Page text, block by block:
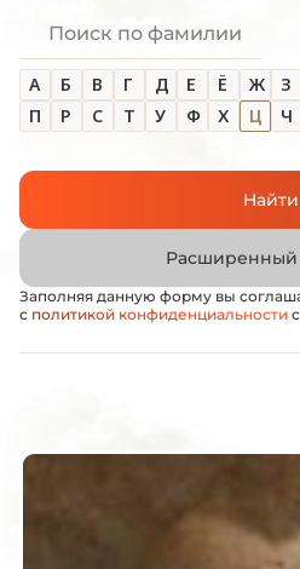
Поиск по фамилии
А Б В Г Д Е Ё Ж З
П
Р С Т У Ф Х Ц Ч
Найти
Расширенный
Заполняя данную форму вы
с политикой конфиденциальности